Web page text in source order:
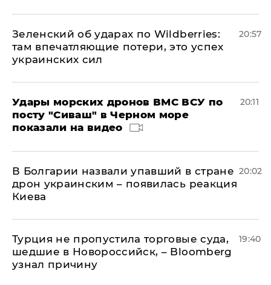
Зеленский об ударах по Wildberries:
там впечатляющие потери, это успех
украинских сил
20:57
Удары морских дронов ВМС ВСУ по
посту "Сиваш" в Черном море
показали на видео
20:11
В Болгарии назвали упавший в стране
дрон украинским – появилась реакция
Киева
20:02
Турция не пропустила торговые суда,
шедшие в Новороссийск, – Bloomberg
узнал причину
19:40